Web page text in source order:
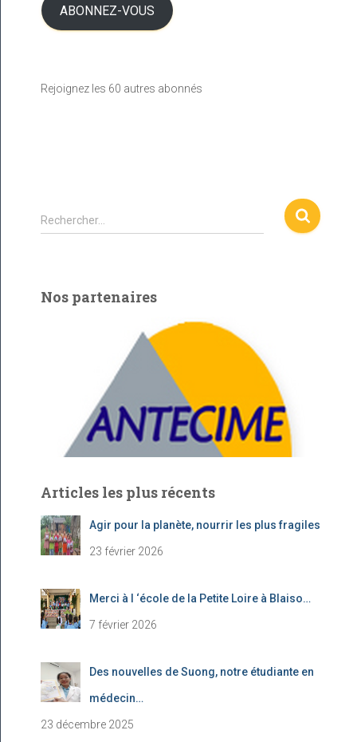
s
a
ABONNEZ-VOUS
Rejoignez les 60 autres abonnés
R
e
r
Rechercher…
Nos partenaires
Articles les plus récents
Agir pour la planète, nourrir les plus fragiles
23 février 2026
Merci à l ‘école de la Petite Loire à Blaiso…
7 février 2026
Des nouvelles de Suong, notre étudiante en
médecin…
23 décembre 2025